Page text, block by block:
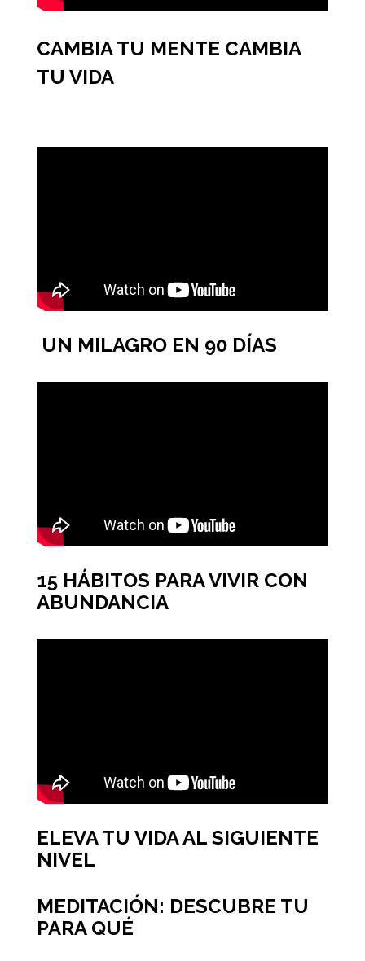
CAMBIA TU MENTE CAMBIA
TU VIDA
UN MILAGRO EN 90 DÍAS
15 HÁBITOS PARA VIVIR CON
ABUNDANCIA
ELEVA TU VIDA AL SIGUIENTE
NIVEL
MEDITACIÓN: DESCUBRE TU
PARA QUÉ